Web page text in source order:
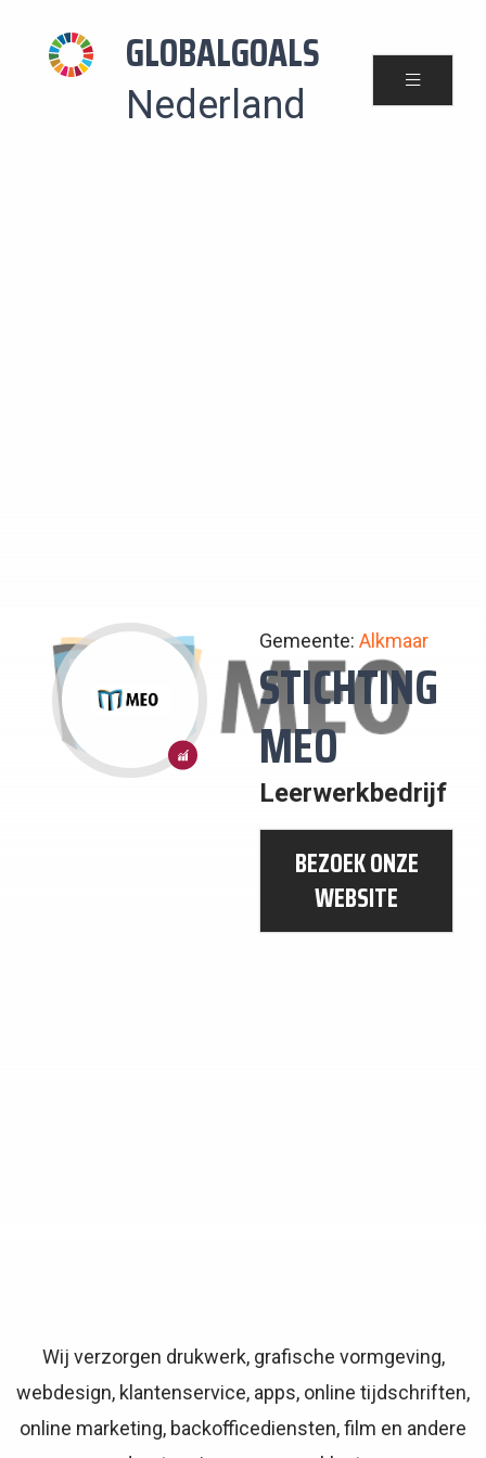
GLOBALGOALS
Nederland
8:
Gemeente: Alkmaar
STICHTING
MEO
Leerwerkbedrijf
BEZOEK ONZE
WEBSITE
Wij verzorgen drukwerk, grafische vormgeving,
webdesign, klantenservice, apps, online tijdschriften,
online marketing, backofficediensten, film en andere